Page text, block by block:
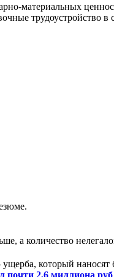
материальных
трудоустройство
а количество
который
почти 2,6 миллиона